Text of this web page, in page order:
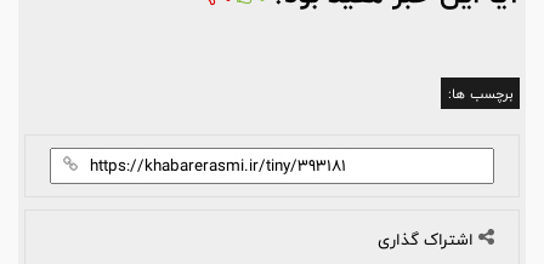
برچسب ها:
اشتراک گذاری